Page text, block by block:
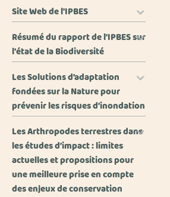
Site Web de l'IPBES
Résumé du rapport de l'IPBES sur
l'état de la Biodiversité
Les Solutions d’adaptation
fondées sur la Nature pour
prévenir les risques d’inondation
Les Arthropodes terrestres dans
les études d’impact : limites
actuelles et propositions pour
une meilleure prise en compte
des enjeux de conservation